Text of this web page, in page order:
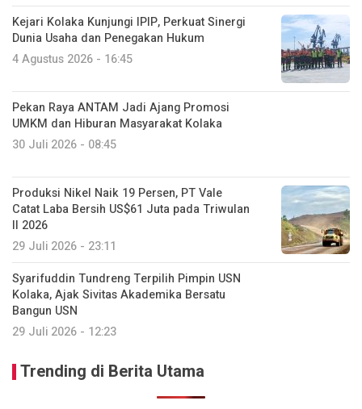
Kejari Kolaka Kunjungi IPIP, Perkuat Sinergi
Dunia Usaha dan Penegakan Hukum
4 Agustus 2026 - 16:45
Pekan Raya ANTAM Jadi Ajang Promosi
UMKM dan Hiburan Masyarakat Kolaka
30 Juli 2026 - 08:45
Produksi Nikel Naik 19 Persen, PT Vale
Catat Laba Bersih US$61 Juta pada Triwulan
II 2026
29 Juli 2026 - 23:11
Syarifuddin Tundreng Terpilih Pimpin USN
Kolaka, Ajak Sivitas Akademika Bersatu
Bangun USN
29 Juli 2026 - 12:23
Trending di Berita Utama